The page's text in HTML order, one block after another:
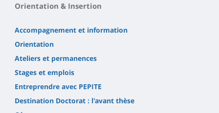
Orientation & Insertion
Accompagnement et information
Orientation
Ateliers et permanences
Stages et emplois
Entreprendre avec PEPITE
Destination Doctorat : l'avant thèse